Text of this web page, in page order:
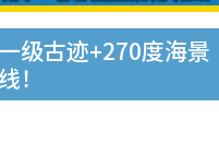
级古迹+270度海景
！